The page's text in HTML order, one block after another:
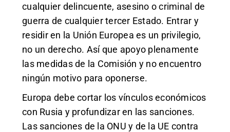
cualquier delincuente, asesino o criminal de
guerra de cualquier tercer Estado. Entrar y
residir en la Unión Europea es un privilegio,
no un derecho. Así que apoyo plenamente
las medidas de la Comisión y no encuentro
ningún motivo para oponerse.
Europa debe cortar los vínculos económicos
con Rusia y profundizar en las sanciones.
Las sanciones de la ONU y de la UE contra